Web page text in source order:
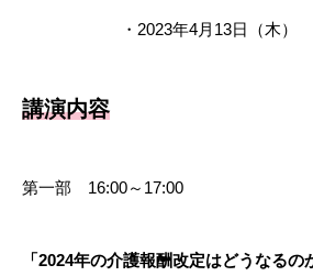
・2023年4月13日（木）
講演内容
第一部 16:00～17:00
「2024年の介護報酬改定はどうなるの